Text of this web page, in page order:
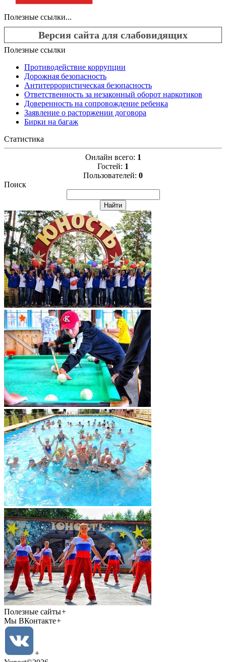
Полезные ссылки...
Версия сайта для слабовидящих
Полезные ссылки
Противодействие коррупции
Дорожная безопасность
Антитеррористическая безопасность
Ответственность за незаконный оборот наркотиков
Доверенность на сопровождение ребенка
Заявление о расторжении договора
Бирки на багаж
Статистика
Онлайн всего: 1
Гостей: 1
Пользователей: 0
Поиск
Полезные сайты+
Мы ВКонтакте+
+